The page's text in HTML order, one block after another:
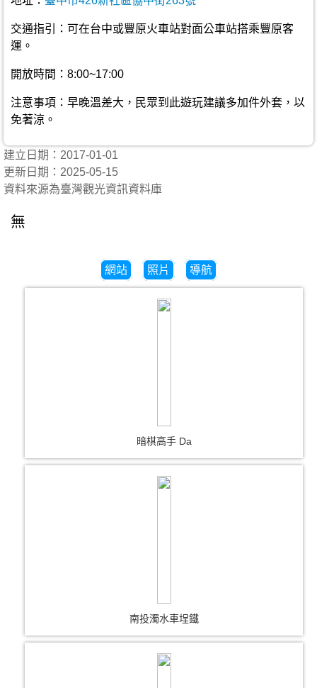
交通指引：可在台中或豐原火車站對面公車站搭乘豐原客
運。
開放時間：8:00~17:00
注意事項：早晚溫差大，民眾到此遊玩建議多加件外套，以
免著涼。
建立日期：2017-01-01
更新日期：2025-05-15
資料來源為臺灣觀光資訊資料庫
無
網站 照片 導航
暗棋高手 Da
南投濁水車埕鐵